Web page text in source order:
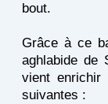
bout.
Grâce à ce
aghlabide de
vient enrichir
suivantes :